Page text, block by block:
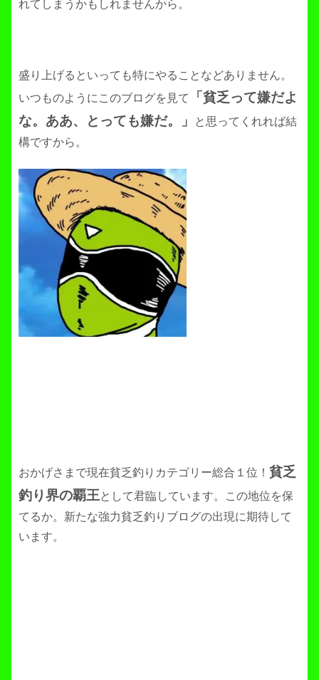
れてしまうかもしれませんから。
盛り上げるといっても特にやることなどありません。
いつものようにこのブログを見て
「貧乏って嫌だよ
な。ああ、とっても嫌だ。」
と思ってくれれば結
構ですから。
おかげさまで現在貧乏釣りカテゴリー総合１位！ 貧乏
釣り界の覇王として君臨しています。この地位を保
てるか。新たな強力貧乏釣りブログの出現に期待して
います。